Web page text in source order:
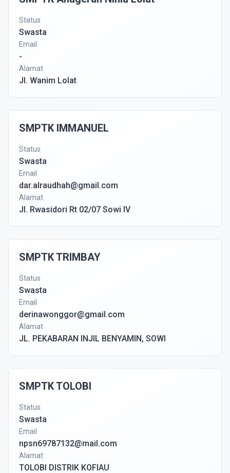
Status
Swasta
Email
-
Alamat
Jl. Wanim Lolat
SMPTK IMMANUEL
Status
Swasta
Email
dar.alraudhah@gmail.com
Alamat
Jl. Rwasidori Rt 02/07 Sowi IV
SMPTK TRIMBAY
Status
Swasta
Email
derinawonggor@gmail.com
Alamat
JL. PEKABARAN INJIL BENYAMIN, SOWI
SMPTK TOLOBI
Status
Swasta
Email
npsn69787132@mail.com
Alamat
TOLOBI DISTRIK KOFIAU